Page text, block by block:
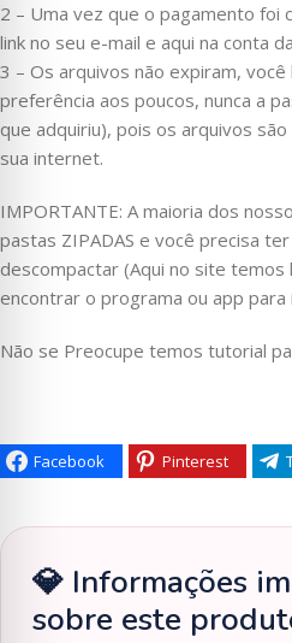
2 – Uma vez que o pagamento foi
link no seu e-mail e aqui na conta
3 – Os arquivos não expiram, você
preferência aos poucos, nunca a
que adquiriu), pois os arquivos
sua internet.
IMPORTANTE: A maioria dos
pastas ZIPADAS e você precisa
descompactar (Aqui no site temos
encontrar o programa ou app para
Não se Preocupe temos tutorial
Facebook Pinterest
💎 Informações
sobre este